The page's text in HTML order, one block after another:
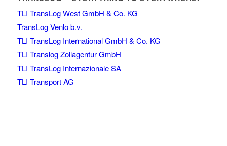
TLI TransLog West GmbH & Co. KG
TransLog Venlo b.v.
TLI TransLog International GmbH & Co. KG
TLI Translog Zollagentur GmbH
TLI TransLog Internazionale SA
TLI Transport AG